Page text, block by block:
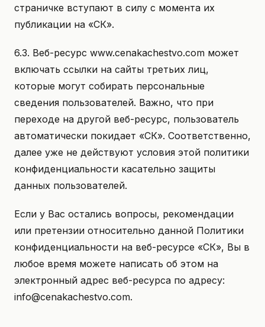
страничке вступают в силу с момента их
публикации на «СК».
6.3. Веб-ресурс www.cenakachestvo.com может
включать ссылки на сайты третьих лиц,
которые могут собирать персональные
сведения пользователей. Важно, что при
переходе на другой веб-ресурс, пользователь
автоматически покидает «СК». Соответственно,
далее уже не действуют условия этой политики
конфиденциальности касательно защиты
данных пользователей.
Если у Вас остались вопросы, рекомендации
или претензии относительно данной Политики
конфиденциальности на веб-ресурсе «СК», Вы в
любое время можете написать об этом на
электронный адрес веб-ресурса по адресу:
info@cenakachestvo.com.